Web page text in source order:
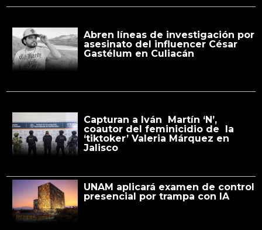
Abren líneas de investigación por
asesinato del influencer César
Gastélum en Culiacán
Capturan a Iván Martín ‘N’,
coautor del feminicidio de la
‘tiktoker’ Valeria Márquez en
Jalisco
UNAM aplicará examen de control
presencial por trampa con IA